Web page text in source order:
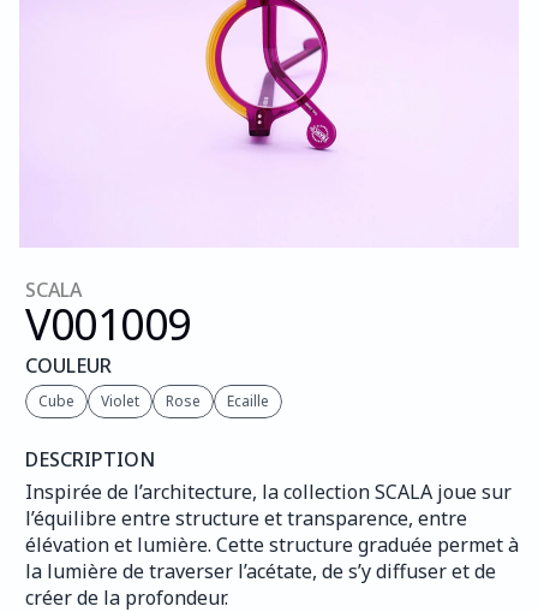
SCALA
V001009
COULEUR
Cube Violet Rose Ecaille
DESCRIPTION
Inspirée de l’architecture, la collection SCALA joue sur
l’équilibre entre structure et transparence, entre
élévation et lumière. Cette structure graduée permet à
la lumière de traverser l’acétate, de s’y diffuser et de
créer de la profondeur.